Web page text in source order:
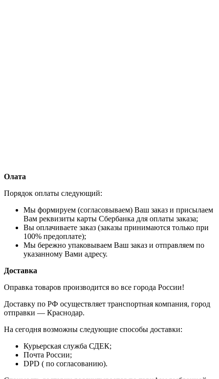
Олата
Порядок оплаты следующий:
Мы формируем (согласовываем) Ваш заказ и присылаем
Вам реквизиты карты Сбербанка для оплаты заказа;
Вы оплачиваете заказ (заказы принимаются только при
100% предоплате);
Мы бережно упаковываем Ваш заказ и отправляем по
указанному Вами адресу.
Доставка
Оправка товаров производится во все города России!
Доставку по РФ осуществляет транспортная компания, город
отправки — Краснодар.
На сегодня возможны следующие способы доставки:
Курьерская служба СДЕК;
Почта России;
DPD ( по согласованию).